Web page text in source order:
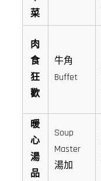
菜
肉
食
狂
歡
牛角
Buffet
暖
心
湯
品
Soup
Master
湯加